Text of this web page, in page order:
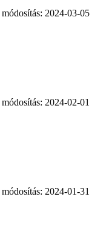
2024-03-05
2024-02-01
2024-01-31